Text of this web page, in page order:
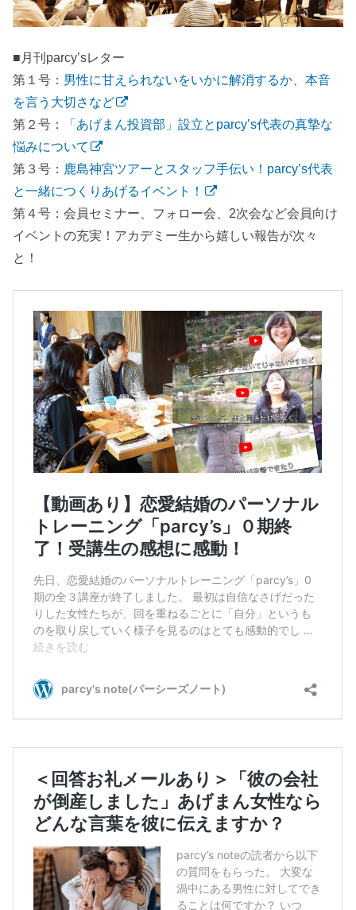
■月刊parcy’sレター
第１号： 男性に甘えられないをいかに解消するか、本音
を言う大切さなど
第２号：
「あげまん投資部」設立とparcy’s代表の真摯な
悩みについて
第３号： 鹿島神宮ツアーとスタッフ手伝い！parcy’s代表
と一緒につくりあげるイベント！
第４号：会員セミナー、フォロー会、2次会など会員向け
イベントの充実！アカデミー生から嬉しい報告が次々
と！